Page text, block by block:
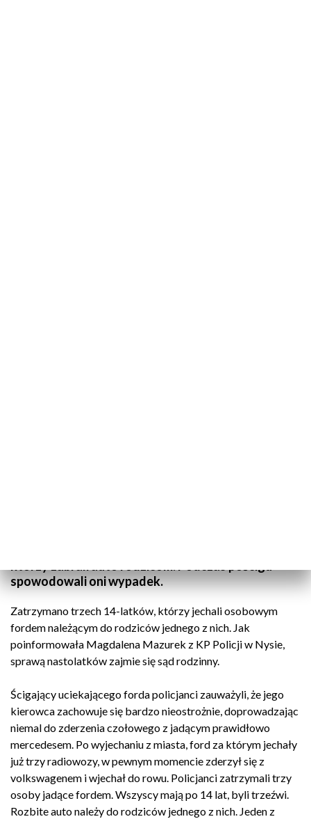
spowodowali oni wypadek.
Zatrzymano trzech 14-latków, którzy jechali osobowym
fordem należącym do rodziców jednego z nich. Jak
poinformowała Magdalena Mazurek z KP Policji w Nysie,
sprawą nastolatków zajmie się sąd rodzinny.
Ścigający uciekającego forda policjanci zauważyli, że jego
kierowca zachowuje się bardzo nieostrożnie, doprowadzając
niemal do zderzenia czołowego z jadącym prawidłowo
mercedesem. Po wyjechaniu z miasta, ford za którym jechały
już trzy radiowozy, w pewnym momencie zderzył się z
volkswagenem i wjechał do rowu. Policjanci zatrzymali trzy
osoby jadące fordem. Wszyscy mają po 14 lat, byli trzeźwi.
Rozbite auto należy do rodziców jednego z nich. Jeden z